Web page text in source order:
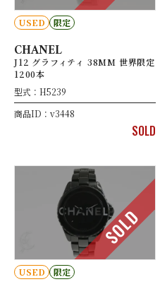
USED 限定
CHANEL
J12 グラフィティ 38MM 世界限定
1200本
型式：H5239
商品ID：v3448
SOLD
SOLD
USED 限定